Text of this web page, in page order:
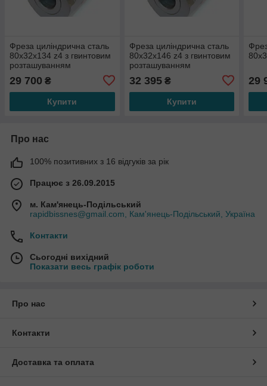
Фреза циліндрична сталь
80х32х134 z4 з гвинтовим
розташуванням
29 700 ₴
Купити
Фреза циліндрична сталь
80х32х146 z4 з гвинтовим
розташуванням
32 395₴
Купити
29
Про нас
100% позитивних з 16 відгуків за рік
Працює з 26.09.2015
м. Кам'янець-Подільський
rapidbissnes@gmail.com, Кам'янець-Подільський, Україна
Контакти
Сьогодні вихідний
Показати весь графік роботи
Про нас
Контакти
Доставка та оплата